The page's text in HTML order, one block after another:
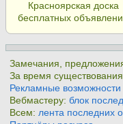
Красноярская доска
бесплатных
Замечания,
За время
Рекламные возможности
Вебмастеру:блок
Всем:лента последних